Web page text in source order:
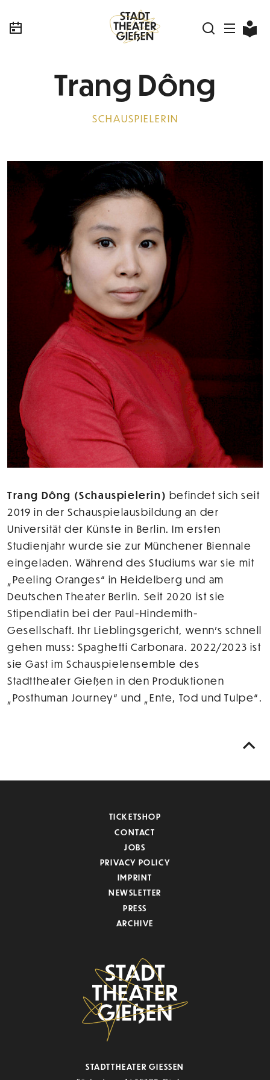
Trang Dông
SCHAUSPIELERIN
Trang Dông (Schauspielerin) befindet sich seit
2019 in der Schauspielausbildung an der
Universität der Künste in Berlin. Im ersten
Studienjahr wurde sie zur Münchener Biennale
eingeladen. Während des Studiums war sie mit
„Peeling Oranges“ in Heidelberg und am
Deutschen Theater Berlin. Seit 2020 ist sie
Stipendiatin bei der Paul-Hindemith-
Gesellschaft. Ihr Lieblingsgericht, wenn's schnell
gehen muss: Spaghetti Carbonara. 2022/2023 ist
sie Gast im Schauspielensemble des
Stadttheater Gießen in den Produktionen
„Posthuman Journey“ und „Ente, Tod und Tulpe“.
TICKETSHOP
CONTACT
JOBS
PRIVACY POLICY
IMPRINT
NEWSLETTER
PRESS
ARCHIVE
STADTTHEATER GIESSEN